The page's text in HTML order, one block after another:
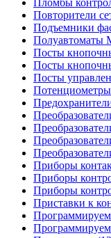
Повторители
Подъемники
Полуавтоматы
Посты
Посты
Посты
Приборы
Приборы
Приборы
Приставки к